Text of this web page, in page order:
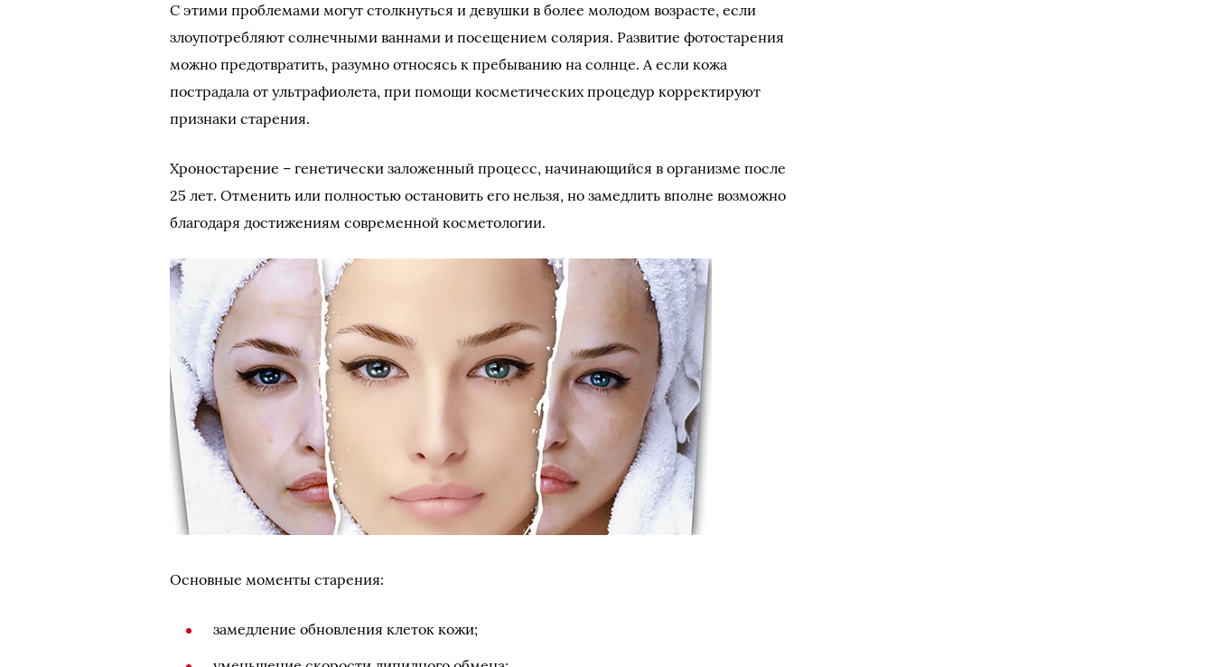
С этими проблемами могут столкнуться и девушки в более молодом возрасте, если
злоупотребляют солнечными ваннами и посещением солярия. Развитие фотостарения
можно предотвратить, разумно относясь к пребыванию на солнце. А если кожа
пострадала от ультрафиолета, при помощи косметических процедур корректируют
признаки старения.
Хроностарение – генетически заложенный процесс, начинающийся в организме после
25 лет. Отменить или полностью остановить его нельзя, но замедлить вполне возможно
благодаря достижениям современной косметологии.
Основные моменты старения:
замедление обновления клеток кожи;